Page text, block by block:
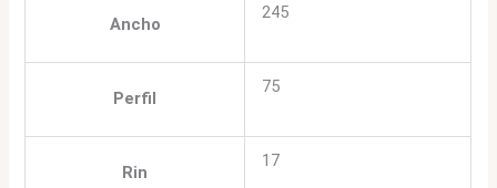
Ancho
245
Perfil
75
Rin
17